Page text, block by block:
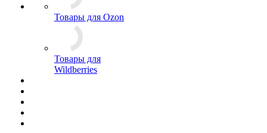
Товары для Ozon
Товары для
Wildberries